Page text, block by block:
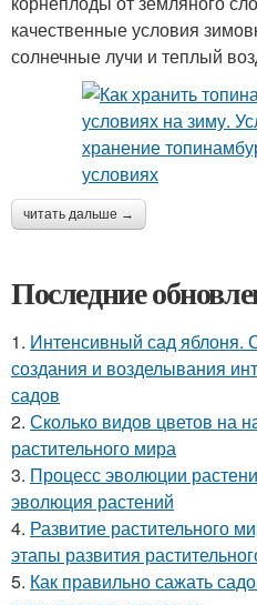
качественные условия
солнечные лучи и теплый
читать дальше →
Последние
1. Интенсивный сад яблоня.
создания и возделывания
садов
2. Сколько видов цветов на
растительного мира
3. Процесс эволюции
эволюция растений
4. Развитие растительного
этапы развития
5. Как правильно сажать